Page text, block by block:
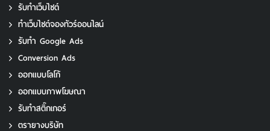
รับทำเว็บไซต์
ทําเว็บไซต์จองทัวร์ออนไลน์
รับทํา Google Ads
Conversion Ads
ออกแบบโลโก้
ออกแบบภาพโฆษณา
รับทําสติ๊กเกอร์
ตรายางบริษัท